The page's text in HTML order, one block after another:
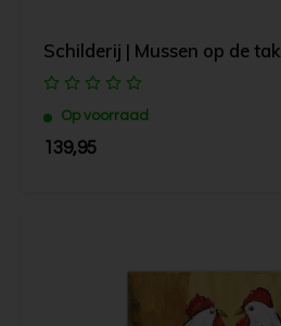
Schilderij | Mussen op de tak
Op voorraad
139,95